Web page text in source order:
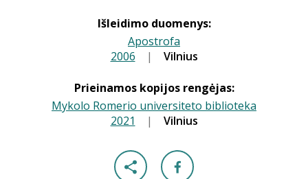
Išleidimo duomenys:
Apostrofa
2006 | Vilnius
Prieinamos kopijos rengėjas:
Mykolo Romerio universiteto biblioteka
2021 | Vilnius